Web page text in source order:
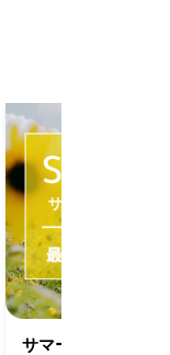
サマーキャンペーン